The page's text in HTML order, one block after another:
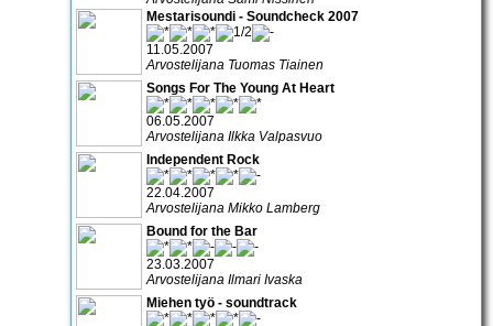
Mestarisoundi - Soundcheck 2007
11.05.2007
Arvostelijana Tuomas Tiainen
Songs For The Young At Heart
06.05.2007
Arvostelijana Ilkka Valpasvuo
Independent Rock
22.04.2007
Arvostelijana Mikko Lamberg
Bound for the Bar
23.03.2007
Arvostelijana Ilmari Ivaska
Miehen työ - soundtrack